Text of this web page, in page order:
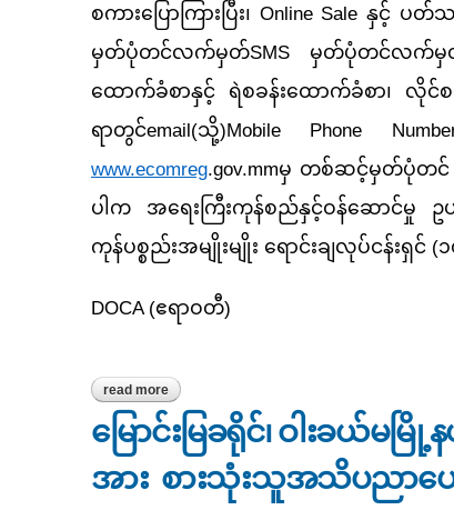
စကားပြောကြားပြီး၊ Online Sale နှင့် ပ
မှတ်ပုံတင်လက်မှတ်SMS မှတ်ပုံတင်လက်မှတ်မျ
ထောက်ခံစာနှင့် ရဲစခန်းထောက်ခံစာ၊ လိုင်
ရာတွင်email(သို့)Mobile Phone
www.ecomreg.gov.mmမှ တစ်ဆင့်မှတ်ပုံတင် လ
ပါက အရေးကြီးကုန်စည်နှင့်ဝန်ဆောင်မှု ဥ
ကုန်ပစ္စည်းအမျိုးမျိုး ရောင်းချလုပ်ငန်းရှ
DOCA (ဧရာဝတီ)
read more about လပွတ္တာခရိုင်၊ လပွတ္တာမြို့နယ် တာဝန်ခံရုံးတွ
မြောင်းမြခရိုင်၊ ဝါးခယ်မ
အား စားသုံးသူအသိပညာပေ